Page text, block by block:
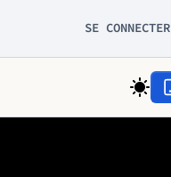
SE CONNECTER